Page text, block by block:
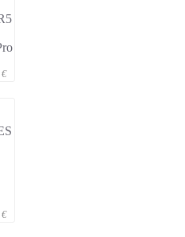
€
€